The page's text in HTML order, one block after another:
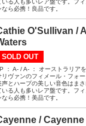
いる人も多いレア盤です。フ
なら必携！良品です。
O'Sullivan /
SOLD OUT
： A- / A- ： オーストラリア
リヴァンのフィメール・フォ
声とハープの美しい音色はまさ
いる人も多いレア盤です。フ
なら必携！美品です。
/ Cayenne